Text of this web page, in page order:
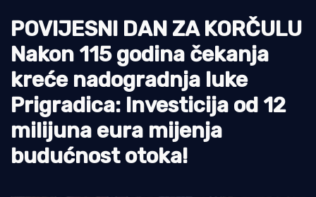
Pomorstvo
Ribolov
Ekologija
Tradicija i kultura
POVIJESNI DAN ZA KORČULU
Nakon 115 godina čekanja
kreće nadogradnja luke
Prigradica: Investicija od 12
milijuna eura mijenja
budućnost otoka!